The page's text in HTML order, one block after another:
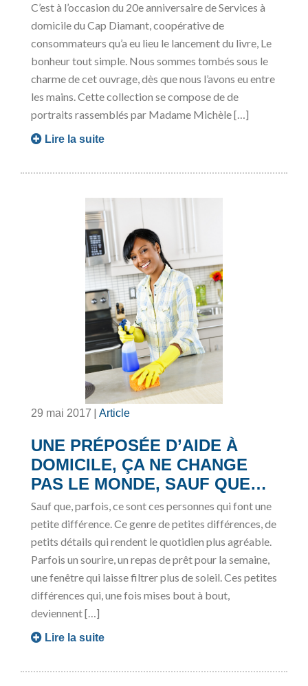
C’est à l’occasion du 20e anniversaire de Services à
domicile du Cap Diamant, coopérative de
consommateurs qu’a eu lieu le lancement du livre, Le
bonheur tout simple. Nous sommes tombés sous le
charme de cet ouvrage, dès que nous l’avons eu entre
les mains. Cette collection se compose de de
portraits rassemblés par Madame Michèle […]
Lire la suite
29 mai 2017 | Article
UNE PRÉPOSÉE D’AIDE À
DOMICILE, ÇA NE CHANGE
PAS LE MONDE, SAUF QUE…
Sauf que, parfois, ce sont ces personnes qui font une
petite différence. Ce genre de petites différences, de
petits détails qui rendent le quotidien plus agréable.
Parfois un sourire, un repas de prêt pour la semaine,
une fenêtre qui laisse filtrer plus de soleil. Ces petites
différences qui, une fois mises bout à bout,
deviennent […]
Lire la suite